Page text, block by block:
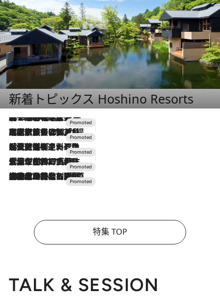
新着トピックス Hoshino Resorts
2026.8.7
【トンボの足水浴】ヒノキの香りに包まれて涼感マックス！約13℃の湧水かけ流しを避暑地「星野温泉 トンボの湯」で体験
2026.7.31
【ホテル帰省】という選択肢をOMOが提案。家族とほどよい距離を保つには「昼は実家、夜は気兼ねなくホテルで！」
2026.7.24
【夏限定ディナーコース】旬を迎える稚鮎や花ズッキーニなどをイタリア・トスカーナの郷土料理の手法で満喫！
2026.7.17
「土佐和ハーブかき氷」がOMO7高知に登場！生姜、山椒、大葉など目にも舌にも涼を呼ぶ郷土の味
2026.7.10
NEW OPEN！【界 草津】名湯の地に誕生。趣の異なる2種の温泉と上州ならではの会席・蕎麦割烹など美食を味わう究極の癒やし旅
特集 TOP
TALK & SESSION